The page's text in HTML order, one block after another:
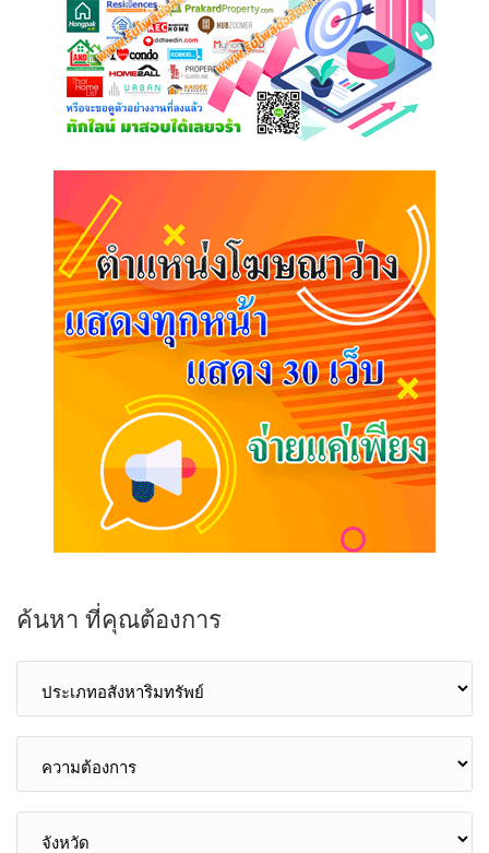
ค้นหา ที่คุณต้องการ